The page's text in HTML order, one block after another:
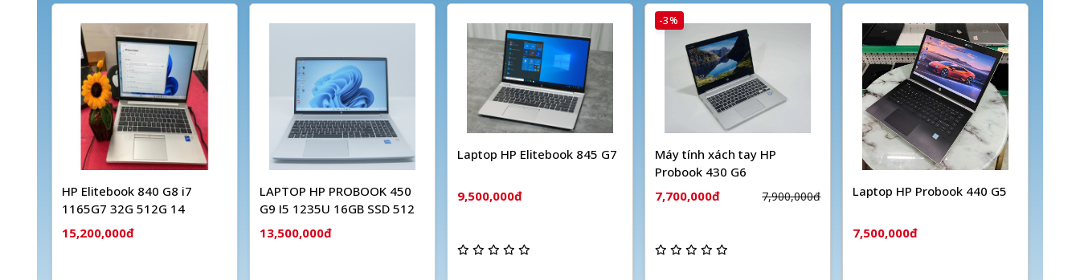
HP Elitebook 840 G8 i7
1165G7 32G 512G 14
15,200,000đ
LAPTOP HP PROBOOK 450
G9 I5 1235U 16GB SSD 512
13,500,000đ
Laptop HP Elitebook 845 G7
9,500,000đ
-3%
Máy tính xách tay HP
Probook 430 G6
7,700,000đ
7,900,000đ Laptop HP Probook 440 G5
7,500,000đ